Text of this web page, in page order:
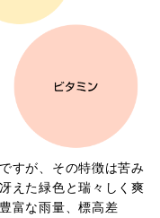
すが、その特徴は苦み
えた緑色と瑞々しく爽
富な雨量、標高差